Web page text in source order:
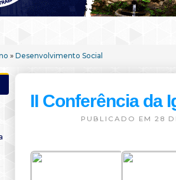
» Desenvolvimento Social
II Conferência da
PUBLICADO EM 28